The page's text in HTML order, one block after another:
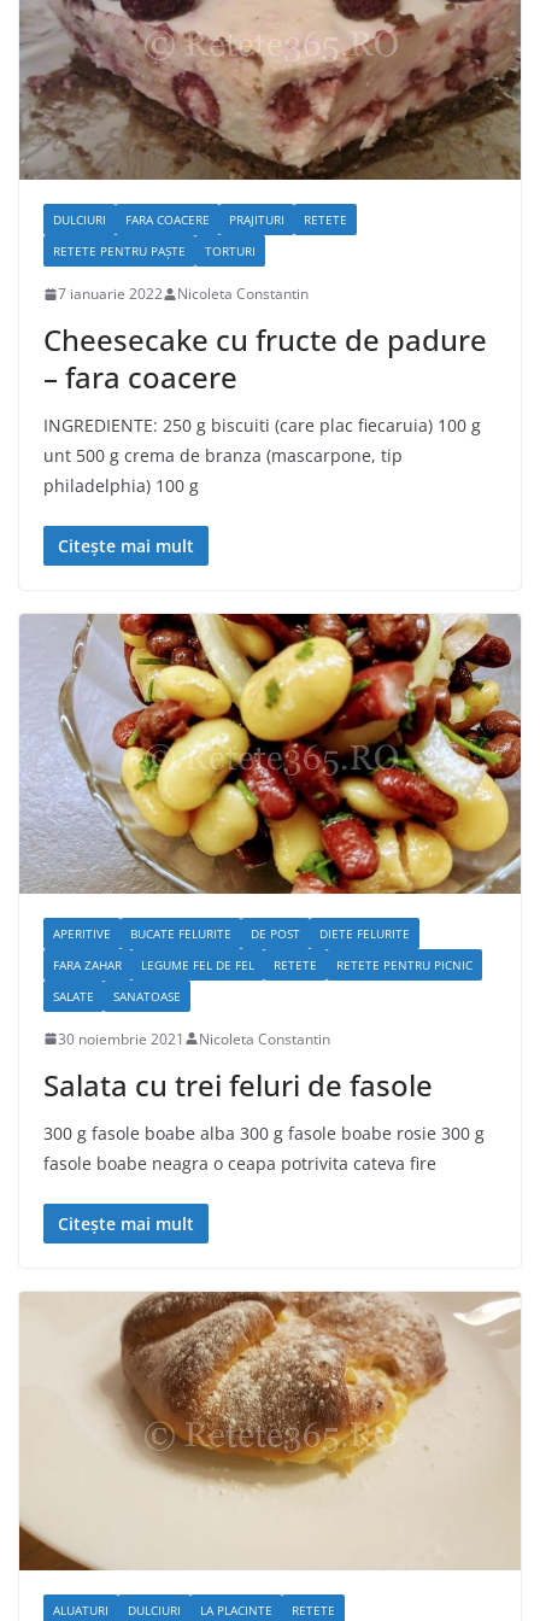
DULCIURI FARA COACERE PRAJITURI
RETETE
RETETE PENTRU PAȘTE
TORTURI
7 ianuarie 2022 Nicoleta Constantin
Cheesecake cu fructe de padure
– fara coacere
INGREDIENTE: 250 g biscuiti (care plac fiecaruia) 100 g
unt 500 g crema de branza (mascarpone, tip
philadelphia) 100 g
Citește mai mult
APERITIVE BUCATE FELURITE DE POST
DIETE FELURITE
FARA ZAHAR
LEGUME FEL DE FEL RETETE
RETETE PENTRU PICNIC
SALATE
SANATOASE
30 noiembrie 2021 Nicoleta Constantin
Salata cu trei feluri de fasole
300 g fasole boabe alba 300 g fasole boabe rosie 300 g
fasole boabe neagra o ceapa potrivita cateva fire
Citește mai mult
ALUATURI DULCIURI LA PLACINTE RETETE